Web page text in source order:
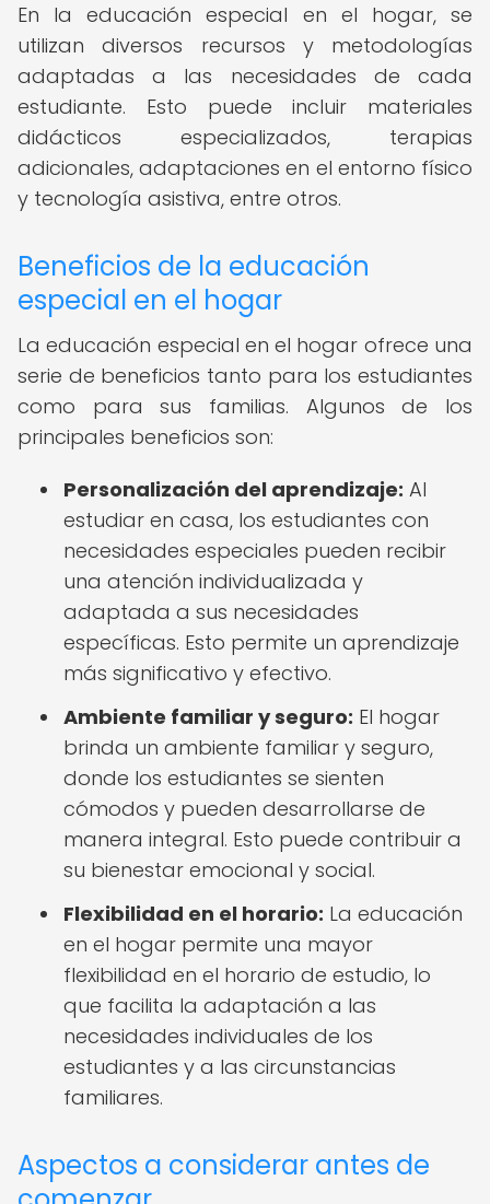
En la educación especial en el hogar, se
utilizan diversos recursos y metodologías
adaptadas a las necesidades de cada
estudiante. Esto puede incluir materiales
didácticos especializados, terapias
adicionales, adaptaciones en el entorno físico
y tecnología asistiva, entre otros.
Beneficios de la educación
especial en el hogar
La educación especial en el hogar ofrece una
serie de beneficios tanto para los estudiantes
como para sus familias. Algunos de los
principales beneficios son:
Personalización del aprendizaje: Al
estudiar en casa, los estudiantes con
necesidades especiales pueden recibir
una atención individualizada y
adaptada a sus necesidades
específicas. Esto permite un aprendizaje
más significativo y efectivo.
Ambiente familiar y seguro: El hogar
brinda un ambiente familiar y seguro,
donde los estudiantes se sienten
cómodos y pueden desarrollarse de
manera integral. Esto puede contribuir a
su bienestar emocional y social.
Flexibilidad en el horario: La educación
en el hogar permite una mayor
flexibilidad en el horario de estudio, lo
que facilita la adaptación a las
necesidades individuales de los
estudiantes y a las circunstancias
familiares.
Aspectos a considerar antes de